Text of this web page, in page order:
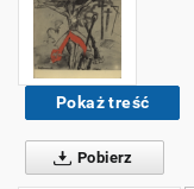
Pokaż treść
Pobierz